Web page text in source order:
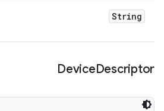
String
DeviceDescriptor